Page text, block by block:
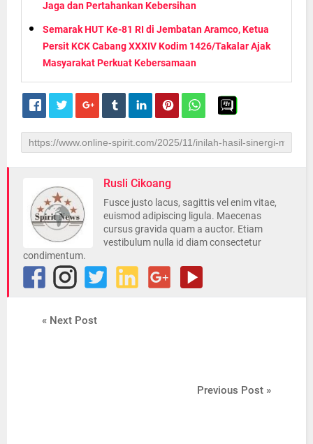
Jaga dan Pertahankan Kebersihan
Semarak HUT Ke-81 RI di Jembatan Aramco, Ketua
Persit KCK Cabang XXXIV Kodim 1426/Takalar Ajak
Masyarakat Perkuat Kebersamaan
Rusli Cikoang
Fusce justo lacus, sagittis vel enim vitae,
euismod adipiscing ligula. Maecenas
cursus gravida quam a auctor. Etiam
vestibulum nulla id diam consectetur
condimentum.
« Next Post
Previous Post »